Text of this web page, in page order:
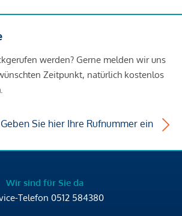
werden? Gerne melden wir uns
Zeitpunkt, natürlich kostenlos
Geben Sie hier Ihre Rufnummer ein
Wir sind für Sie da
Telefon 0512 584380